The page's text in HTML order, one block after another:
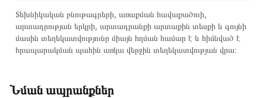
Տեխնիկական բնութագրերի, առաքման հավաքածուի,
արտադրության երկրի, արտադրանքի արտաքին տեսքի և գույնի
մասին տեղեկատվությունը միայն հղման համար է և հիմնված է
հրապարակման պահին առկա վերջին տեղեկատվության վրա։
Նման ապրանքներ